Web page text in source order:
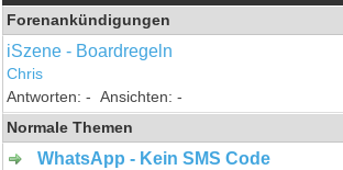
Forenankündigungen
iSzene - Boardregeln
Chris
-
-
Normale Themen
WhatsApp - Kein SMS Code